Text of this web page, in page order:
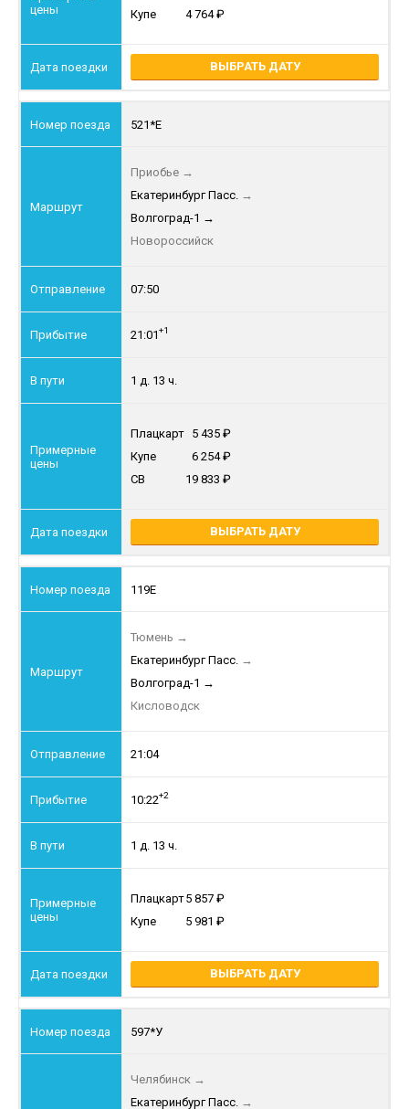
Купе
4 764
ВЫБРАТЬ ДАТУ
521*Е
Приобье →
Екатеринбург Пасс. →
Волгоград-1 →
Новороссийск
07:50
21:01+1
1 д. 13 ч.
Плацкарт 5 435
Купе
6 254
СВ
19 833
ВЫБРАТЬ ДАТУ
119Е
Тюмень →
Екатеринбург Пасс. →
Волгоград-1 →
Кисловодск
21:04
10:22+2
1 д. 13 ч.
Плацкарт5 857
Купе
5 981
ВЫБРАТЬ ДАТУ
597*У
Челябинск →
Екатеринбург Пасс. →